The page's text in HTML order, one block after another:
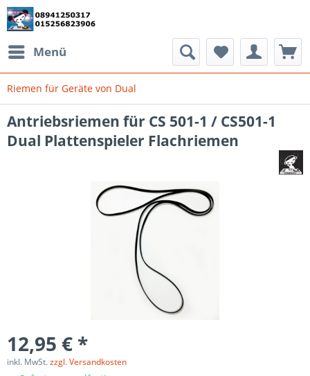
Menü
Riemen für Geräte von Dual
Antriebsriemen für CS 501-1 / CS501-1
Dual Plattenspieler Flachriemen
12,95 € *
inkl. MwSt.zzgl. Versandkosten